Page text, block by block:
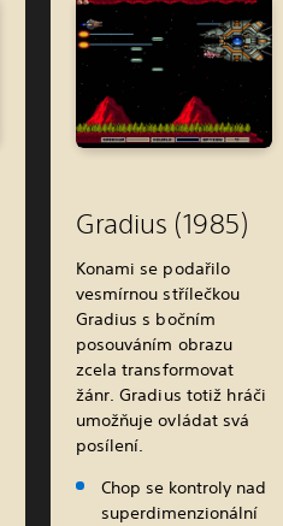
Gradius (1985)
Konami se podařilo
vesmírnou střílečkou
Gradius s bočním
posouváním obrazu
zcela transformovat
žánr. Gradius totiž hráči
umožňuje ovládat svá
posílení.
Chop se kontroly nad
superdimenzionální